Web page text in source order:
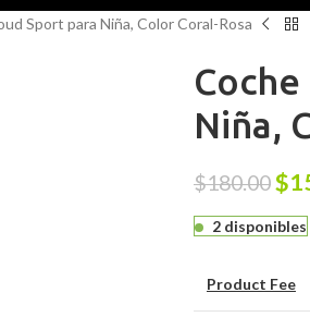
Sport para Niña, Color Coral-Rosa
Niña,
$180.00$
2 disponibles
Product Fee